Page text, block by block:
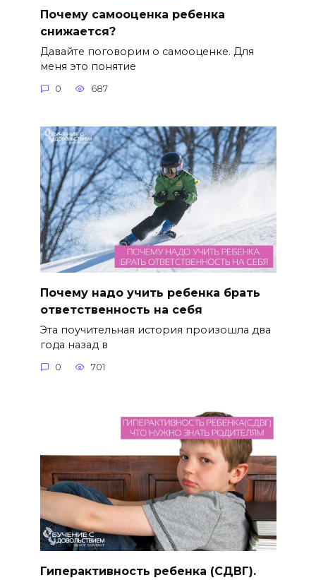
Почему самооценка ребенка
снижается?
Давайте поговорим о самооценке. Для
меня это понятие
0 687
Почему надо учить ребенка брать
ответственность на себя
Эта поучительная история произошла два
года назад в
0 701
Гиперактивность ребенка (СДВГ).